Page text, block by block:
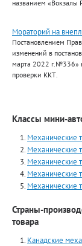
названием «Вокзалы
Мораторий на
Постановлением
изменений в
марта 2022 г.№336»
проверки ККТ.
Классы мини-
Механические
Механические
Механические
Механические
Механические
Страны-
товара
Канадские